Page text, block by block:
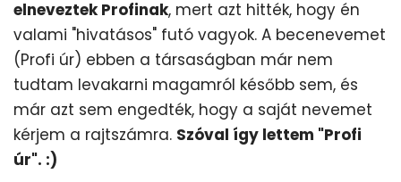
elneveztek Profinak, mert azt hitték, hogy én
valami "hivatásos" futó vagyok. A becenevemet
(Profi úr) ebben a társaságban már nem
tudtam levakarni magamról később sem, és
már azt sem engedték, hogy a saját nevemet
kérjem a rajtszámra. Szóval így lettem "Profi
úr". :)